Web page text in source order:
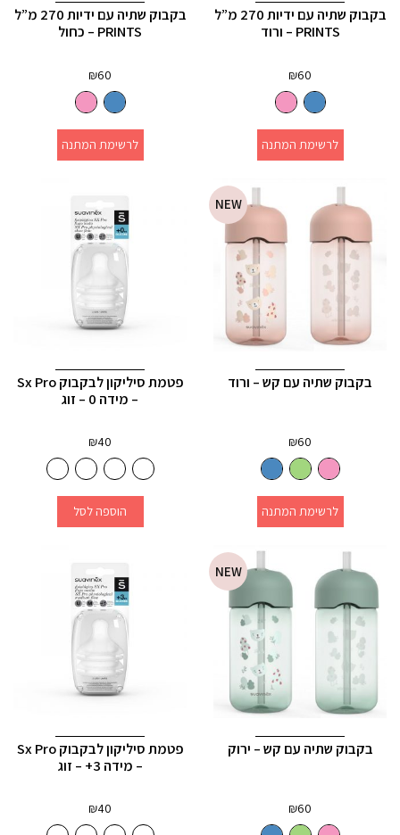
בקבוק שתיה עם ידיות 270 מ”ל
PRINTS – ורוד
₪60
לרשימת המתנה
בקבוק שתיה עם ידיות 270 מ”ל
PRINTS – כחול
₪60
לרשימת המתנה
NEW
בקבוק שתיה עם קש – ורוד
₪60
לרשימת המתנה
פטמת סיליקון לבקבוק Sx Pro
– מידה 0 – זוג
₪40
הוספה לסל
NEW
בקבוק שתיה עם קש – ירוק
₪60
פטמת סיליקון לבקבוק Sx Pro
– מידה 3+ – זוג
₪40